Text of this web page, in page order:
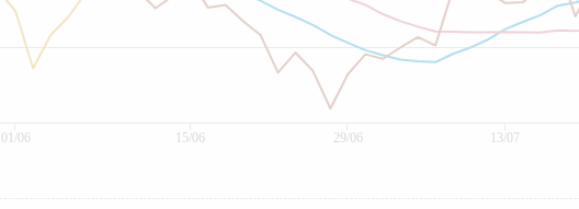
01/06 15/06 29/06 13/07